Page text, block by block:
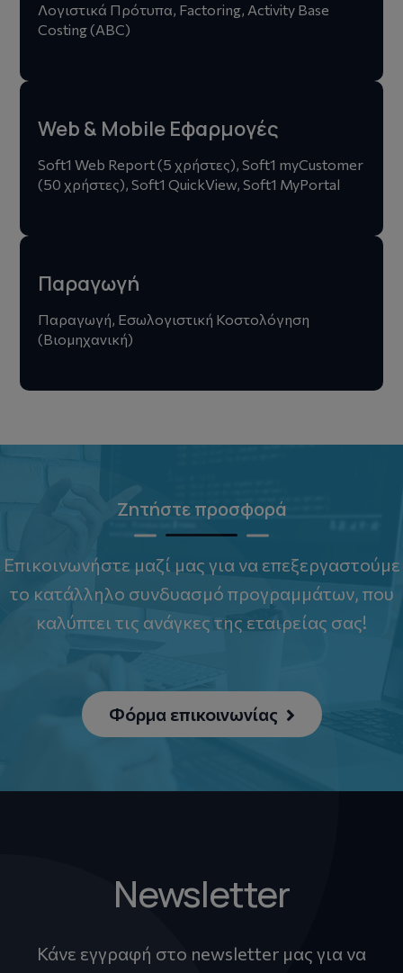
Λογιστικά Πρότυπα, Factoring, Activity Base
Costing (ABC)
Web & Mobile Εφαρμογές
Soft1 Web Report (5 χρήστες), Soft1 myCustomer
(50 χρήστες), Soft1 QuickView, Soft1 MyPortal
Παραγωγή
Παραγωγή, Εσωλογιστική Κοστολόγηση
(Βιομηχανική)
Ζητήστε προσφορά
Επικοινωνήστε μαζί μας για να επεξεργαστούμε
το κατάλληλο συνδυασμό προγραμμάτων, που
καλύπτει τις ανάγκες της εταιρείας σας!
Φόρμα επικοινωνίας
Newsletter
Κάνε εγγραφή στο newsletter μας για να